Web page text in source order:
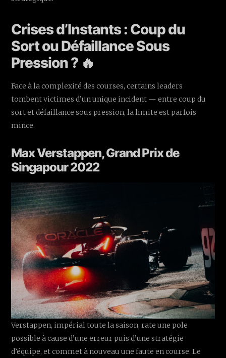
Crises d’Instants : Coup du
Sort ou Défaillance Sous
Pression ? 🔥
Face à la complexité des courses, certains leaders
tombent victimes d’un unique incident — entre coup du
sort et défaillance sous pression, la limite est parfois
mince.
Max Verstappen, Grand Prix de
Singapour 2022
Verstappen, impérial toute la saison, rate une pole
possible à cause d’une erreur puis d’une stratégie
d’équipe, et commet à nouveau une faute en course. Le